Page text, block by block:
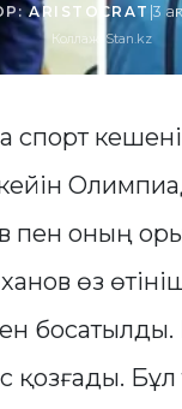
ARISTOCRAT 3
Коллаж: Stan.kz
спорт
пен оның
өз
қозғады. Бұл